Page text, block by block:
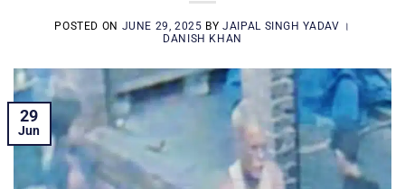
POSTED ON JUNE 29, 2025 BYJAIPAL SINGH YADAV ।
DANISH KHAN
29
Jun